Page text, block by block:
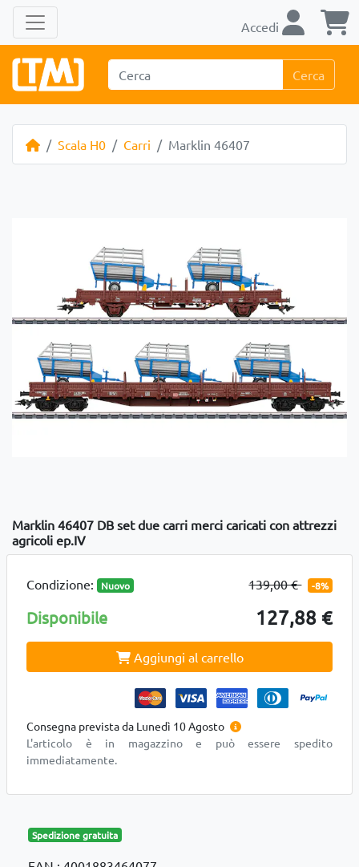
Accedi
Cerca
Scala H0 Carri Marklin 46407
Marklin 46407 DB set due carri merci caricati con attrezzi
agricoli ep.IV
Condizione: Nuovo 139,00 € -8%
Disponibile 127,88 €
Aggiungi al carrello
Consegna prevista da Lunedì 10 Agosto
L'articolo è in magazzino e può essere spedito
immediatamente.
Spedizione gratuita